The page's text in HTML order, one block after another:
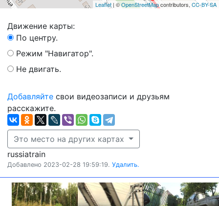
Leaflet | ©OpenStreetMapcontributors, CC-BY-SA
Движение карты:
По центру.
Режим "Навигатор".
Не двигать.
Добавляйте свои видеозаписи и друзьям
расскажите.
Это место на других картах
russiatrain
Добавлено 2023-02-28 19:59:19. Удалить.